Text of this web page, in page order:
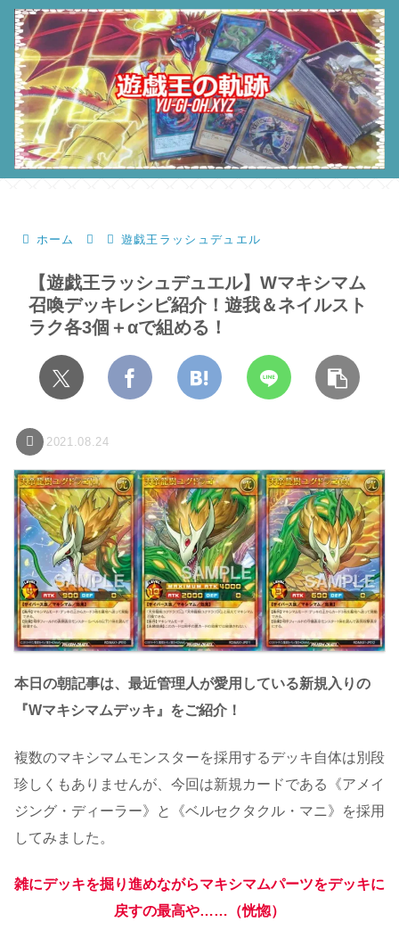
ホーム 遊戯王ラッシュデュエル
【遊戯王ラッシュデュエル】Wマキシマム
召喚デッキレシピ紹介！遊我＆ネイルスト
ラク各3個＋αで組める！
2021.08.24
本日の朝記事は、最近管理人が愛用している新規入りの
『Wマキシマムデッキ』をご紹介！
複数のマキシマムモンスターを採用するデッキ自体は別段
珍しくもありませんが、今回は新規カードである《アメイ
ジング・ディーラー》と《ベルセクタクル・マニ》を採用
してみました。
雑にデッキを掘り進めながらマキシマムパーツをデッキに
戻すの最高や……（恍惚）